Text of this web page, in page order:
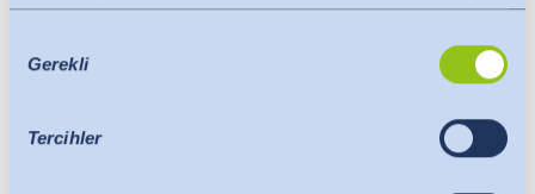
aktarılır. Burada AB Komisyonu'nun yeterlilik kararı
dikkate alınır. Bu, yeterli düzeyde koruma sunan güvenli
bir üçüncü ülke veya güvenli bir uluslararası kuruluş
ABD'ye veri aktarımları için aşağıdakiler geçerlidir:
Seçimi
Gerekli
Tercihler